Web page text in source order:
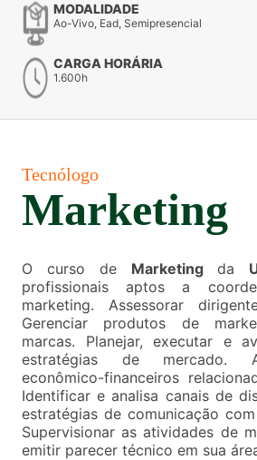
MODALIDADE
Ao-Vivo, Ead, Semipresencial
CARGA HORÁRIA
1.600h
Tecnólogo
Marketing
O curso de Marketingda
profissionais aptos a
marketing. Assessorar
Gerenciar produtos de
marcas. Planejar, executar e
estratégias de mercado.
econômico-financeiros
Identificar e analisa canais de
estratégias de comunicação
Supervisionar as atividades de
emitir parecer técnico em sua